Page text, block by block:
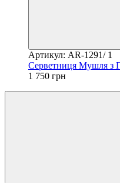
Артикул: AR-1291/ 1
Серветниця Мушля з
1 750 грн